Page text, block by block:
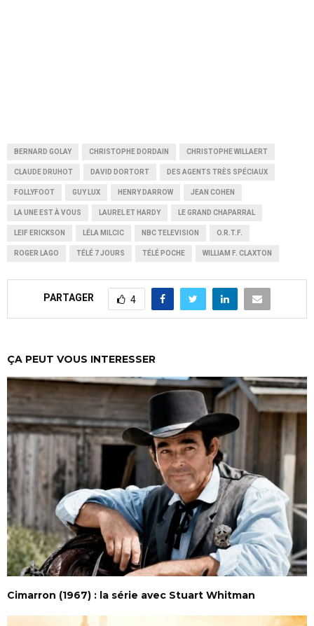
BERNARD GOLAY CHRISTOPHE DORDAIN CHRISTOPHE WILLAERT
CLAUDE DRUHOT DAVID DORTORT DES AGENTS TRÈS SPÉCIAUX
FOLLYFOOT GUY LUX HENRY DARROW JEAN COHEN
LA UNE EST À VOUS LAUREL ET HARDY LE GRAND CHAPARRAL
LEIF ERICKSON LÉLA MILCIC NBC TELEVISION O.R.T.F.
ROGER LAGO TÉLÉ 7 JOURS TÉLÉ POCHE WILLIAM F. CLAXTON
PARTAGER 4
ÇA PEUT VOUS INTERESSER
Cimarron (1967) : la série avec Stuart Whitman